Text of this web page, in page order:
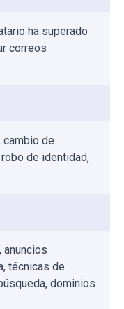
ha superado
correos
cambio de
de identidad,
técnicas de
dominios